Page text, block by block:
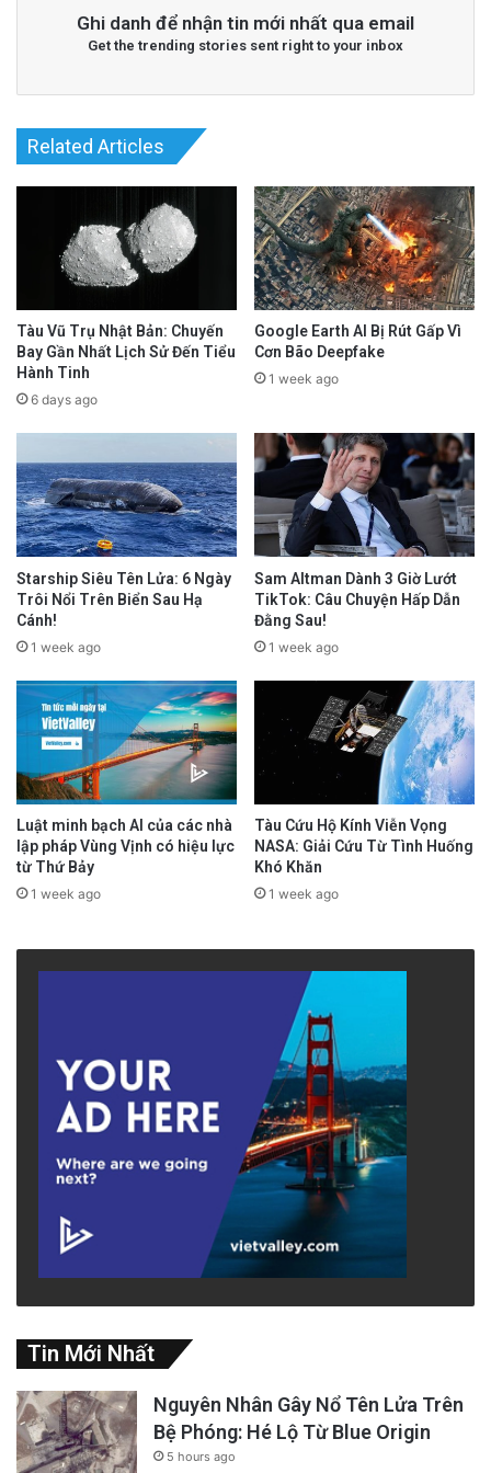
Ghi danh để nhận tin mới nhất qua email
Get the trending stories sent right to your inbox
Related Articles
Tàu Vũ Trụ Nhật Bản: Chuyến
Bay Gần Nhất Lịch Sử Đến Tiểu
Hành Tinh
6 days ago
Google Earth AI Bị Rút Gấp Vì
Cơn Bão Deepfake
1 week ago
Starship Siêu Tên Lửa: 6 Ngày
Trôi Nổi Trên Biển Sau Hạ
Cánh!
1 week ago
Sam Altman Dành 3 Giờ Lướt
TikTok: Câu Chuyện Hấp Dẫn
Đằng Sau!
1 week ago
Luật minh bạch AI của các nhà
lập pháp Vùng Vịnh có hiệu lực
từ Thứ Bảy
1 week ago
Tàu Cứu Hộ Kính Viễn Vọng
NASA: Giải Cứu Từ Tình Huống
Khó Khăn
1 week ago
Tin Mới Nhất
Nguyên Nhân Gây Nổ Tên Lửa Trên
Bệ Phóng: Hé Lộ Từ Blue Origin
5 hours ago